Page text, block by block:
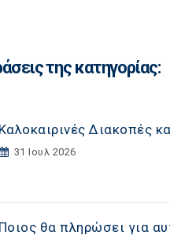
της κατηγορίας:
Καλοκαιρινές Διακοπές
31 Ιουλ 2026
Ποιος θα πληρώσει για